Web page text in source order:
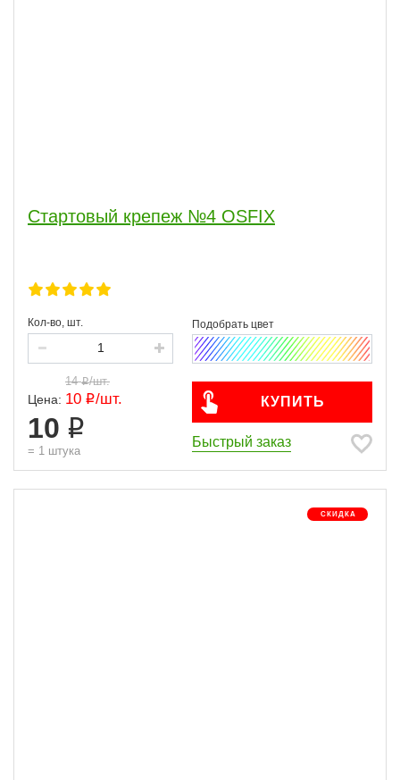
Стартовый крепеж №4 OSFIX
Кол-во, шт.
Цена:
14 /шт.
10 /шт.
10
= 1 штука
КУПИТЬ
Быстрый заказ